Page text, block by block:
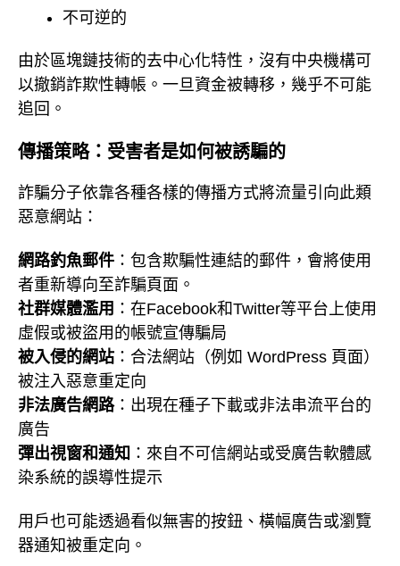
不可逆的
由於區塊鏈技術的去中心化特性，沒有中央機構可
以撤銷詐欺性轉帳。一旦資金被轉移，幾乎不可能
追回。
傳播策略：受害者是如何被誘騙的
詐騙分子依靠各種各樣的傳播方式將流量引向此類
惡意網站：
網路釣魚郵件 ：包含欺騙性連結的郵件，會將使用
者重新導向至詐騙頁面。
社群媒體濫用 ：在Facebook和Twitter等平台上使用
虛假或被盜用的帳號宣傳騙局
被入侵的網站 ：合法網站（例如 WordPress 頁面）
被注入惡意重定向
非法廣告網路：出現在種子下載或非法串流平台的
廣告
彈出視窗和通知 ：來自不可信網站或受廣告軟體感
染系統的誤導性提示
用戶也可能透過看似無害的按鈕、橫幅廣告或瀏覽
器通知被重定向。